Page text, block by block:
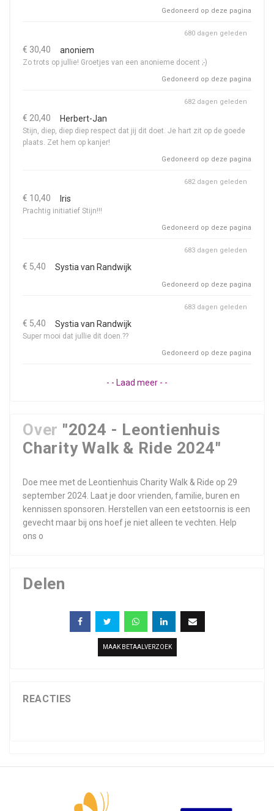
Gedoneerd op deze pagina
€ 30,40 anoniem
Zo trots op jullie! Groetjes van een anonieme docent ;-)
680 dagen geleden
Gedoneerd op deze pagina
€ 20,40 Herbert-Jan
Stijn, diep, diep diep respect dat jij dit doet. Je hart zit op de goede
plaats. Zet hem op kanjer!
682 dagen geleden
Gedoneerd op deze pagina
€ 10,40 Iris
Prachtig initiatief Stijn!!!
682 dagen geleden
Gedoneerd op deze pagina
€ 5,40 Systia van Randwijk
683 dagen geleden
Gedoneerd op deze pagina
€ 5,40 Systia van Randwijk
Super mooi dat jullie dit doen.??
683 dagen geleden
Gedoneerd op deze pagina
- - Laad meer - -
Over "2024 - Leontienhuis
Charity Walk & Ride 2024"
Doe mee met de Leontienhuis Charity Walk & Ride op 29
september 2024. Laat je door vrienden, familie, buren en
kennissen sponsoren. Herstellen van een eetstoornis is een
gevecht maar bij ons hoef je niet alleen te vechten. Help
ons o
Delen
MAAK BETAALVERZOEK
REACTIES